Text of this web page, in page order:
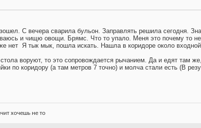
С вечера сварила бульон. Заправлять решила сегодня.
и чищю овощи. Брямс. Что то упало. Меня это почему то
нет Я тык мык, пошла искать. Нашла в коридоре около
воруют, то это сопровождается рычанием. Да и едят там
по коридору (а там метров 7 точно) и молча стали есть (В
хочешь не то